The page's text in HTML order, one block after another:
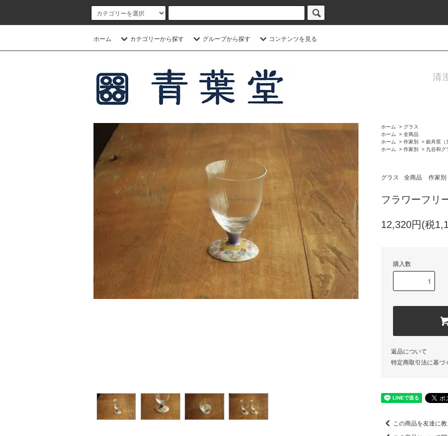
ホーム カテゴリーから探す グループから探す コンテンツを見る
清
ホーム > グラス
ホーム
> 全商品
ホーム
> 作家別 > 銀舟窯（
ホーム
> 作家別 > 九谷和グ
グラス 全商品 作家別
フラワーフリ
12,320円(税
購入数
返品について
特定商取引法に基づ
この商品を友達に